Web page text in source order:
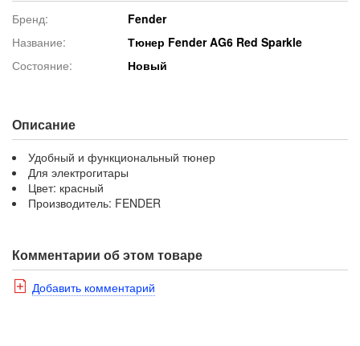
Бренд:
Fender
Название:
Тюнер Fender AG6 Red Sparkle
Состояние:
Новый
Описание
Удобный и функциональный тюнер
Для электрогитары
Цвет: красный
Производитель: FENDER
Комментарии об этом товаре
Добавить комментарий